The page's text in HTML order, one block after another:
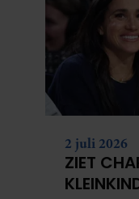
2 juli 2026
ZIET